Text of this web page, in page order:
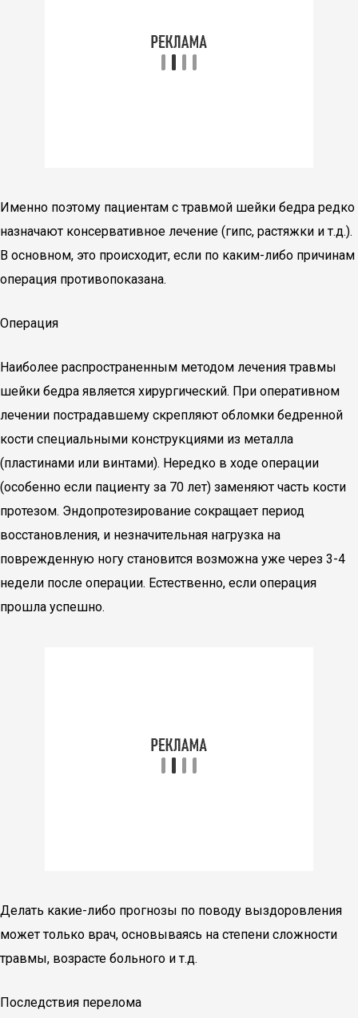
Именно поэтому пациентам с травмой шейки бедра редко
назначают консервативное лечение (гипс, растяжки и т.д.).
В основном, это происходит, если по каким-либо причинам
операция противопоказана.
Операция
Наиболее распространенным методом лечения травмы
шейки бедра является хирургический. При оперативном
лечении пострадавшему скрепляют обломки бедренной
кости специальными конструкциями из металла
(пластинами или винтами). Нередко в ходе операции
(особенно если пациенту за 70 лет) заменяют часть кости
протезом. Эндопротезирование сокращает период
восстановления, и незначительная нагрузка на
поврежденную ногу становится возможна уже через 3-4
недели после операции. Естественно, если операция
прошла успешно.
Делать какие-либо прогнозы по поводу выздоровления
может только врач, основываясь на степени сложности
травмы, возрасте больного и т.д.
Последствия перелома